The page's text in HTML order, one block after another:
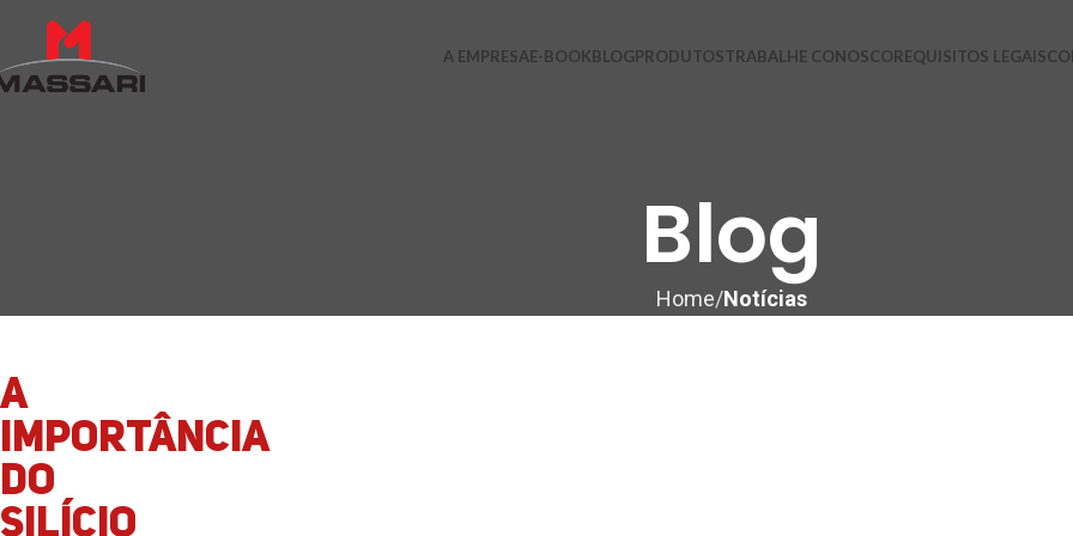
A EMPRESAE-BOOKBLOGPRODUTOSTRABALHE CONOSCOREQUISITOS LEGAIS
Blog
Home Notícias
A
IMPORTÂNCIA
DO
SILÍCIO